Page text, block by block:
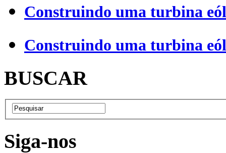
Construindo uma turbina
Construindo uma turbina
BUSCAR
Siga-nos